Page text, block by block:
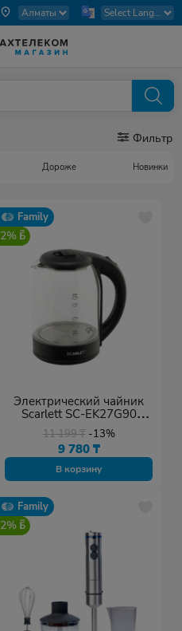
Фильтр
Дороже Новинки
Family
2%
Электрический чайник
Scarlett SC-EK27G90
черный
11 199₸ -13%
9 780 ₸
В корзину
Family
2%